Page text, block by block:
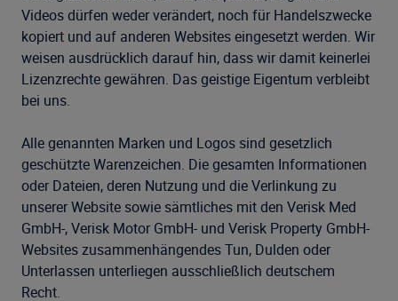
Videos dürfen weder verändert, noch für Handelszwecke
kopiert und auf anderen Websites eingesetzt werden. Wir
weisen ausdrücklich darauf hin, dass wir damit keinerlei
Lizenzrechte gewähren. Das geistige Eigentum verbleibt
bei uns.
Alle genannten Marken und Logos sind gesetzlich
geschützte Warenzeichen. Die gesamten Informationen
oder Dateien, deren Nutzung und die Verlinkung zu
unserer Website sowie sämtliches mit den Verisk Med
GmbH-, Verisk Motor GmbH- und Verisk Property GmbH-
Websites zusammenhängendes Tun, Dulden oder
Unterlassen unterliegen ausschließlich deutschem
Recht.